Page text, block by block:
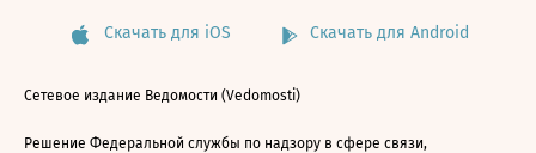
Скачать для iOS Скачать для Android
Сетевое издание Ведомости (Vedomosti)
Решение Федеральной службы по надзору в сфере связи,